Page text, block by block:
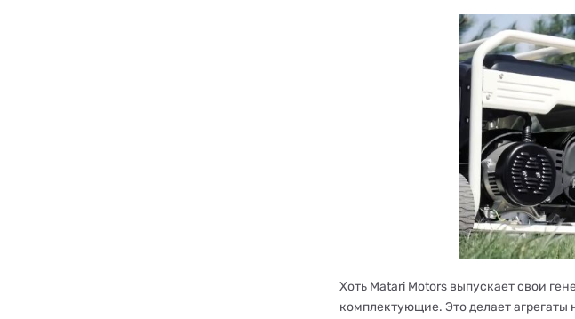
Хоть Matari Motors выпускает свои
комплектующие. Это делает